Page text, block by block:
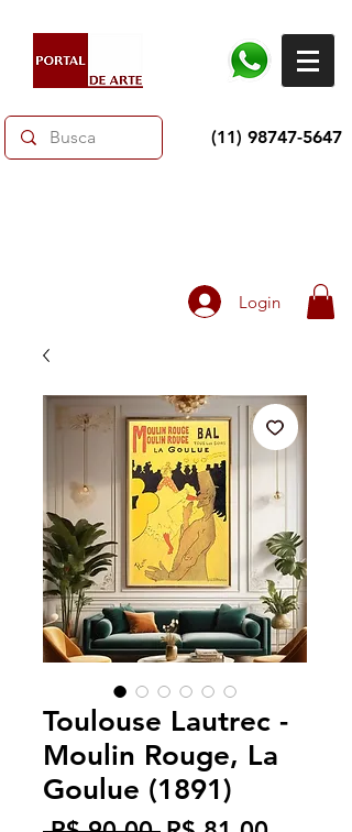
(11) 98747-5647
Login
Toulouse Lautrec -
Moulin Rouge, La
Goulue (1891)